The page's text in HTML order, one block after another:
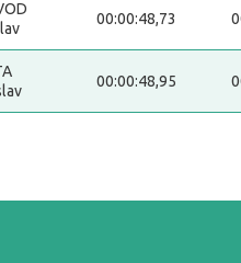
00:00:48,73
00:00:48,95